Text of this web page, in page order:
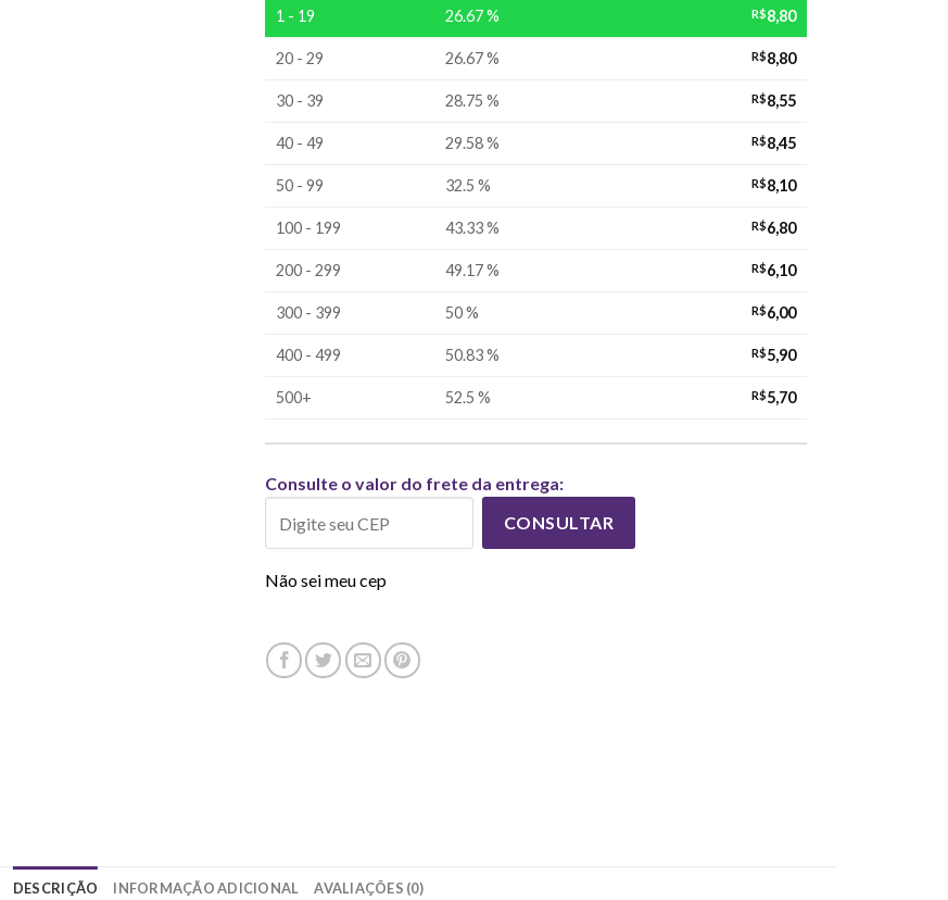
1 - 19 26.67 % R$8,80
20 - 29 26.67 % R$8,80
30 - 39 28.75 % R$8,55
40 - 49 29.58 % R$8,45
50 - 99 32.5 % R$8,10
100 - 199 43.33 % R$6,80
200 - 299 49.17 % R$6,10
300 - 399 50 % R$6,00
400 - 499 50.83 % R$5,90
500+ 52.5 % R$5,70
Consulte o valor do frete da entrega:
CONSULTAR
Não sei meu cep
DESCRIÇÃO INFORMAÇÃO ADICIONAL AVALIAÇÕES (0)